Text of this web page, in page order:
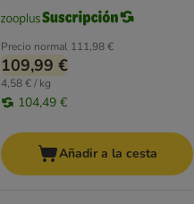
Precio normal 111,98 €
109,99 €
4,58 € / kg
104,49 €
Añadir a la cesta